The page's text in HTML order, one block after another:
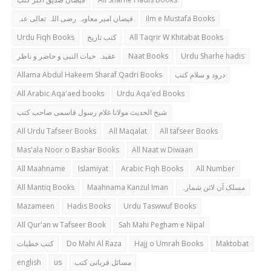
فیضان امیر معاویہ رضی اللہ تعالی عنہ
ilm e Mustafa Books
Urdu Fiqh Books
کتب تاریخ
All Taqrir W Khitabat Books
عقیدہ حیات النبی و حاضر و ناظر
Naat Books
Urdu Sharhe hadis
Allama Abdul Hakeem Sharaf Qadri Books
درود و سلام کتب
All Arabic Aqa'aed books
Urdu Aqa'ed Books
شیخ الحدیث مولانا غلام رسول قاسمی صاحب کتب
All Urdu Tafseer Books
All Maqalat
All tafseer Books
Mas'ala Noor o Bashar Books
All Naat w Diwaan
All Maahname
Islamiyat Arabic Fiqh Books
All Number
All Mantiq Books
Maahnama Kanzul Iman
مسلک آن لائن شمارہ
Mazameen
Hadis Books
Urdu Taswwuf Books
All Qur'an w Tafseer Book
Sah Mahi Pegham e Nipal
کتب خطبات
Do Mahi Al Raza Hajj o Umrah Books
Maktobat
english
us مسائل قربانی کتب